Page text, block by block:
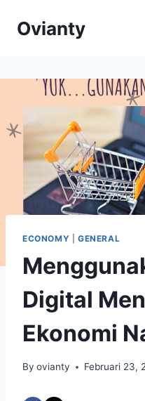
Ovianty
ECONOMY GENERAL
Digital
Ekonomi
By ovianty Februari 23,